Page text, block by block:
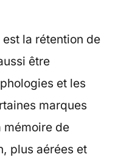
la rétention de
être
et les
marques
mémoire de
plus aérées et